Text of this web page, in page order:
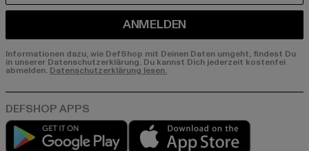
ANMELDEN
Informationen dazu, wie DefShop mit Deinen Daten umgeht, findest Du
in unserer Datenschutzerklärung. Du kannst Dich jederzeit kostenfei
abmelden. Datenschutzerklärung lesen.
Play market